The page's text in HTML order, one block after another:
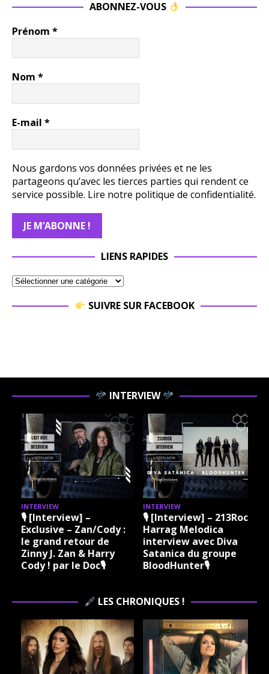
ABONNEZ-VOUS
Prénom *
Nom *
E-mail *
Nous gardons vos données privées et ne les
partageons qu’avec les tierces parties qui rendent ce
service possible. Lire notre politique de confidentialité.
LIENS RAPIDES
SUIVRE SUR FACEBOOK
INTERVIEW
INTERVIEW
🎙 [Interview] –
Exclusive – Zan/Cody :
le grand retour de
Zinny J. Zan & Harry
Cody ! par le Doc🎙
INTERVIEW
🎙 [Interview] – 213Rock
Harrag Melodica
interview avec Diva
Satanica du groupe
BloodHunter🎙
LES CHRONIQUES !